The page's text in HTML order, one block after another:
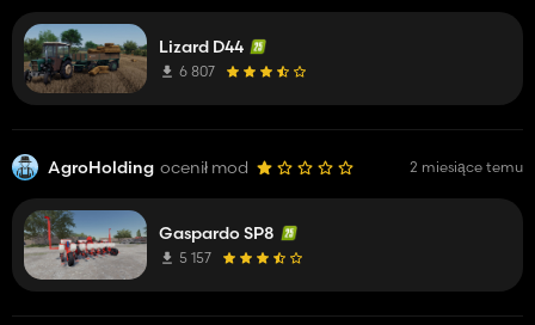
Lizard D44
6 807
AgroHolding ocenił mod 2 miesiące temu
Gaspardo SP8
5 157